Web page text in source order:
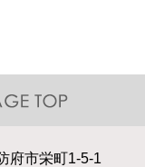
府市栄町1-5-1